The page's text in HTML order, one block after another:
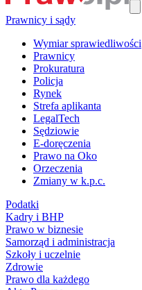
Prawnicy i sądy
Wymiar sprawiedliwości
Prawnicy
Prokuratura
Policja
Rynek
Strefa aplikanta
LegalTech
Sędziowie
E-doręczenia
Prawo na Oko
Orzeczenia
Zmiany w k.p.c.
Podatki
Kadry i BHP
Prawo w biznesie
Samorząd i administracja
Szkoły i uczelnie
Zdrowie
Prawo dla każdego